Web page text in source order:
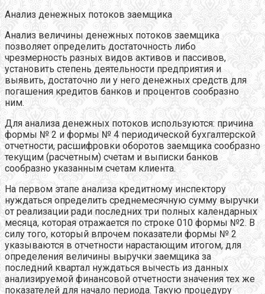
Анализ денежных потоков заемщика
Анализ величины денежных потоков заемщика
позволяет определить достаточность либо
чрезмерность разных видов активов и пассивов,
установить степень деятельности предприятия и
выявить, достаточно ли у него денежных средств для
погашения кредитов банков и процентов сообразно
ним.
Для анализа денежных потоков используются: причина
формы № 2 и формы № 4 периодической бухгалтерской
отчетности, расшифровки оборотов заемщика сообразно
текущим (расчетным) счетам и выписки банков
сообразно указанным счетам клиента.
На первом этапе анализа кредитному инспектору
нуждаться определить среднемесячную сумму выручки
от реализации ради последних три полных календарных
месяца, которая отражается по строке 010 формы №2. В
силу того, который впрочем показатели формы № 2
указываются в отчетности нарастающим итогом, для
определения величины выручки заемщика за
последний квартал нуждаться вычесть из данных
анализируемой финансовой отчетности значения тех же
показателей для начало периода. Такую процедуру